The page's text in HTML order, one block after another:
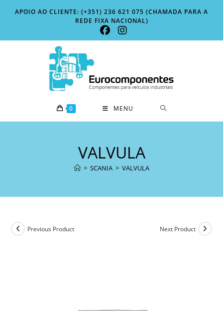
APOIO AO CLIENTE: (+351) 236 621 075 (CHAMADA PARA A
REDE FIXA NACIONAL)
0 MENU
VALVULA
> SCANIA > VALVULA
Previous Product Next Product